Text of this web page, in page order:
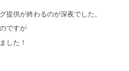
提供が終わるのが深夜でした。
ですが
した！